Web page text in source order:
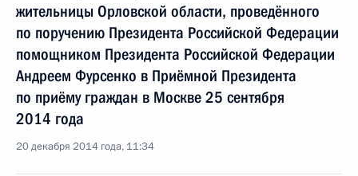
жительницы Орловской области, проведённого
по поручению Президента Российской Федерации
помощником Президента Российской Федерации
Андреем Фурсенко в Приёмной Президента
по приёму граждан в Москве 25 сентября
2014 года
20 декабря 2014 года, 11:34